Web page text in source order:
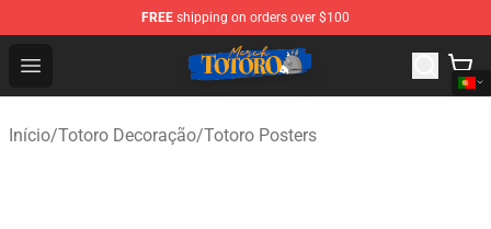
FREE shipping on orders over $100
Open menu
Totoro Store - Official Totoro Merchandise Shop
Início/Totoro Decoração/Totoro Posters